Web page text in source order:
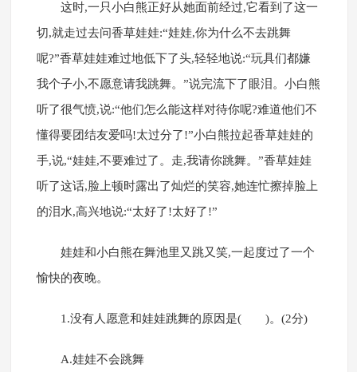
这时,一只小白熊正好从她面前经过,它看到了这一
切,就走过去问香草娃娃:“娃娃,你为什么不去跳舞
呢?”香草娃娃难过地低下了头,轻轻地说:“玩具们都嫌
我个子小,不愿意请我跳舞。”说完流下了眼泪。小白熊
听了很气愤,说:“他们怎么能这样对待你呢?难道他们不
懂得要团结友爱吗!太过分了!”小白熊拉起香草娃娃的
手,说,“娃娃,不要难过了。走,我请你跳舞。”香草娃娃
听了这话,脸上顿时露出了灿烂的笑容,她连忙擦掉脸上
的泪水,高兴地说:“太好了!太好了!”
娃娃和小白熊在舞池里又跳又笑,一起度过了一个
愉快的夜晚。
1.没有人愿意和娃娃跳舞的原因是( )。(2分)
A.娃娃不会跳舞